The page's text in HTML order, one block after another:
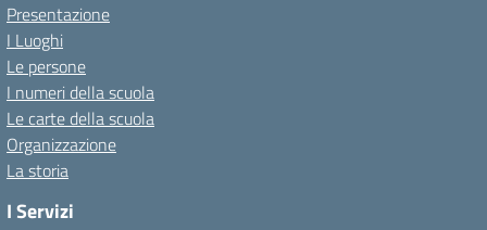
Presentazione
I Luoghi
Le persone
I numeri della scuola
Le carte della scuola
Organizzazione
La storia
I Servizi